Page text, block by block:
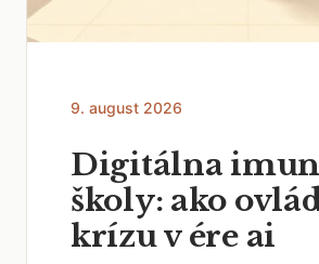
9. august 2026
Digitálna
školy: ako
krízu v ére ai